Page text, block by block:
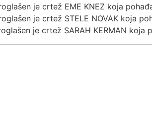
je crtež EME KNEZ koja
je crtež STELE NOVAK koja
je crtež SARAH KERMAN koja